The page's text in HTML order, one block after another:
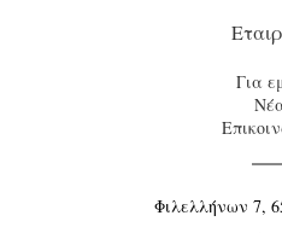
Για
Φιλελλήνων 7,